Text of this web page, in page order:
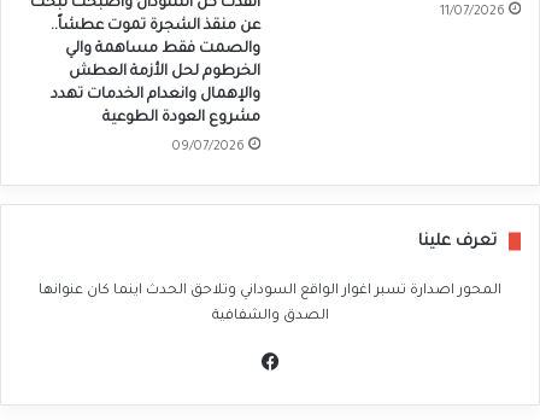
11/07/2026
أنقذت كل السودان وأصبحت تبحث
عن منقذ الشجرة تموت عطشاً..
والصمت فقط مساهمة والي
الخرطوم لحل الأزمة العطش
والإهمال وانعدام الخدمات تهدد
مشروع العودة الطوعية
09/07/2026
تعرف علينا
المحور اصدارة تسبر اغوار الواقع السوداني وتلاحق الحدث اينما كان عنوانها
الصدق والشفافية